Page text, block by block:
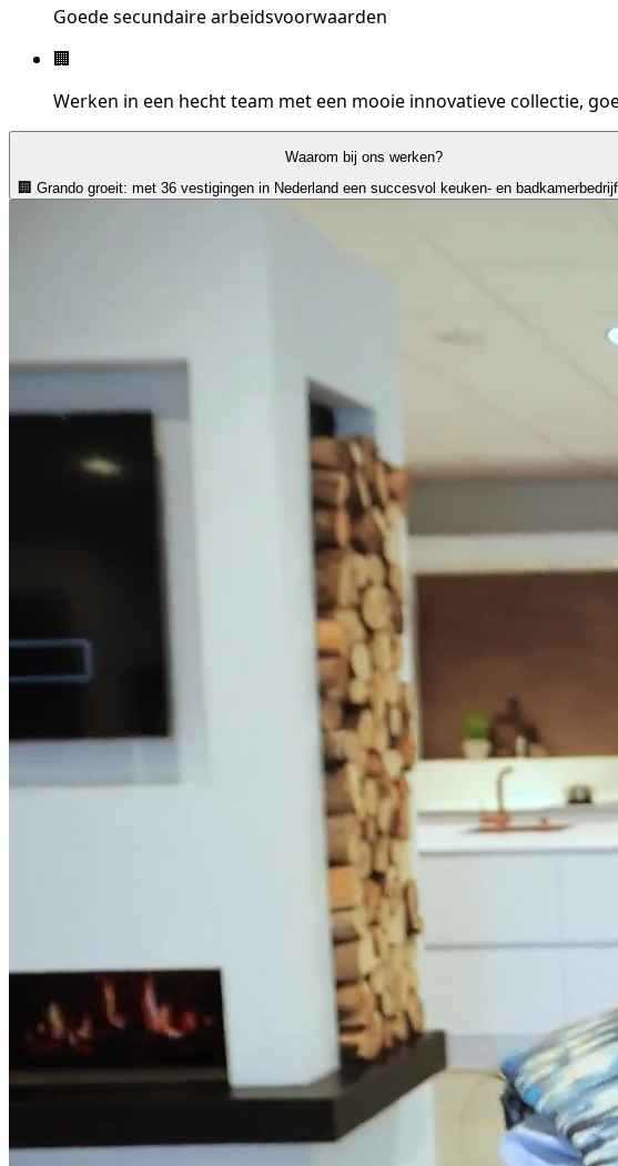
Goede secundaire arbeidsvoorwaarden
🏢
Werken in een hecht team met een mooie innovatieve collectie,
Waarom bij ons werken?
🏢 Grando groeit: met 36 vestigingen in Nederland een succesvol keuken- en badkamerbedrijf